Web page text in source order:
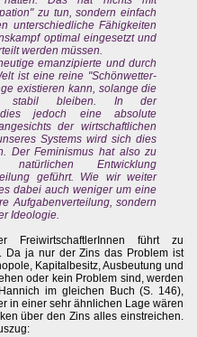
zu tun, sondern einfach
unterschiedliche Fähigkeiten
optimal eingesetzt und
werden müssen.
emanzipierte und durch
ist eine reine "Schönwetter-
existieren kann, solange die
stabil bleiben. In der
dies jedoch eine absolute
der wirtschaftlichen
Systems wird sich dies
Der Feminismus hat also zu
Entwicklung
geführt. Wie wir weiter
dabei auch weniger um eine
Aufgabenverteilung, sondern
Ideologie.
FreiwirtschaftlerInnen führt zu
Da ja nur der Zins das Problem ist
Kapitalbesitz, Ausbeutung und
oder kein Problem sind, werden
im gleichen Buch (S. 146),
in einer sehr ähnlichen Lage wären
über den Zins alles einstreichen.